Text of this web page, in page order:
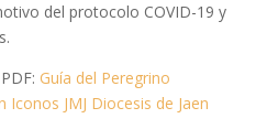
del protocolo COVID-19 y
Guía del Peregrino
JMJ Diocesis de Jaen